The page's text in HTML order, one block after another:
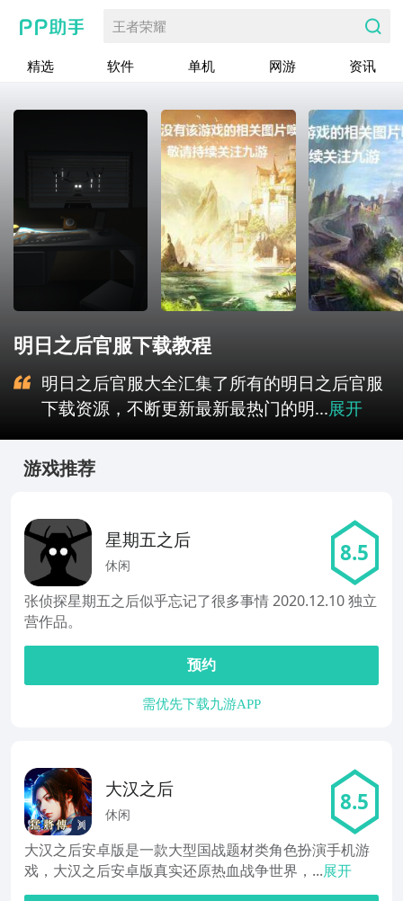
王者荣耀
精选 软件 单机 网游 资讯
明日之后官服下载教程
明日之后官服大全汇集了所有的明日之后官服
下载资源，不断更新最新最热门的明...展开
游戏推荐
星期五之后
休闲 8.5
张侦探星期五之后似乎忘记了很多事情 2020.12.10 独立
营作品。
预约
需优先下载九游APP
大汉之后
休闲 8.5
大汉之后安卓版是一款大型国战题材类角色扮演手机游
戏，大汉之后安卓版真实还原热血战争世界，...展开